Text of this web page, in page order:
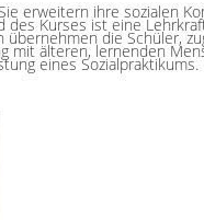
erweitern ihre sozialen
Kurses ist eine
die Schüler,
mit älteren, lernenden
eines Sozialpraktikums.